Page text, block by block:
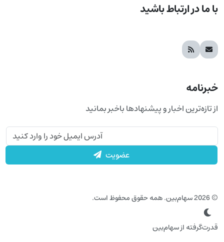
با ما در ارتباط باشید
خبرنامه
از تازه‌ترین اخبار و پیشنهادها باخبر بمانید
عضویت
© 2026 سهام‌بین. همه حقوق محفوظ است.
قدرت‌گرفته از سهام‌بین